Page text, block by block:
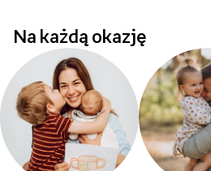
Na każdą okazję